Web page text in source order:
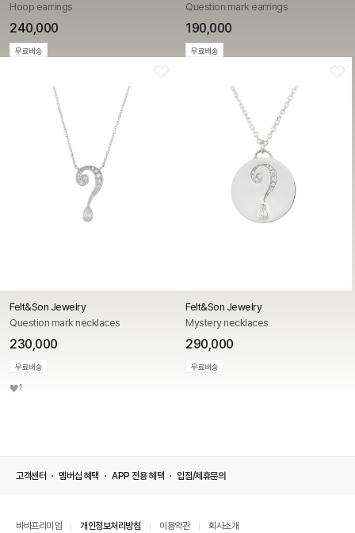
Hoop earrings
240,000
무료배송
Question mark earrings
190,000
무료배송
Felt&Son Jewelry
Question mark necklaces
230,000
무료배송
1
Felt&Son Jewelry
Mystery necklaces
290,000
무료배송
고객센터 멤버십 혜택 APP 전용 혜택 입점/제휴문의
바바프리미엄 개인정보처리방침 이용약관 회사소개